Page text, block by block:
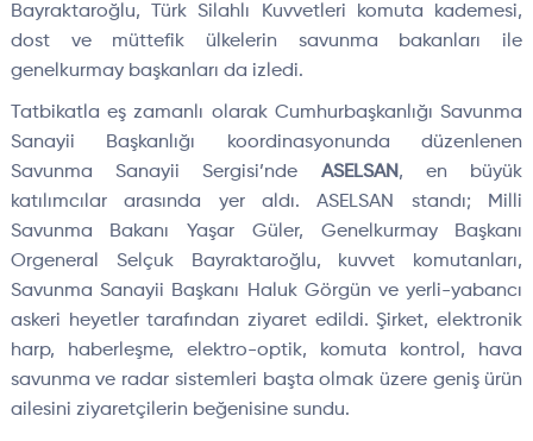
Bayraktaroğlu, Türk Silahlı Kuvvetleri komuta kademesi,
dost ve müttefik ülkelerin savunma bakanları ile
genelkurmay başkanları da izledi.
Tatbikatla eş zamanlı olarak Cumhurbaşkanlığı Savunma
Sanayii Başkanlığı koordinasyonunda düzenlenen
Savunma Sanayii Sergisi’nde ASELSAN, en büyük
katılımcılar arasında yer aldı. ASELSAN standı; Milli
Savunma Bakanı Yaşar Güler, Genelkurmay Başkanı
Orgeneral Selçuk Bayraktaroğlu, kuvvet komutanları,
Savunma Sanayii Başkanı Haluk Görgün ve yerli-yabancı
askeri heyetler tarafından ziyaret edildi. Şirket, elektronik
harp, haberleşme, elektro-optik, komuta kontrol, hava
savunma ve radar sistemleri başta olmak üzere geniş ürün
ailesini ziyaretçilerin beğenisine sundu.